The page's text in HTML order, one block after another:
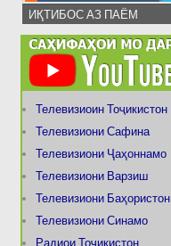
ИҚТИБОС АЗ ПАЁМ
Телевизиоин Тоҷикистон
Телевизиони Сафина
Телевизиони Ҷаҳоннамо
Телевизиони Варзиш
Телевизиони Баҳористон
Телевизиони Синамо
Радиои Тоҷикистон